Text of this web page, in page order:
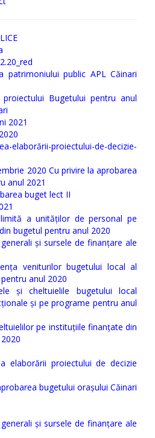
patrimoniului public APL Căinari
Bugetului pentru anul
2021
elaborării-proiectului-de-decizie-
2020 Cu privire la aprobarea
anul 2021
buget lect II
limită a unităților de personal pe
bugetul pentru anul 2020
și sursele de finanțare ale
veniturilor bugetului local al
anul 2020
și cheltuielile bugetului local
și pe programe pentru anul
pe instituțiile finanțate din
elaborării proiectului de decizie
bugetului orașului Căinari
și sursele de finanțare ale